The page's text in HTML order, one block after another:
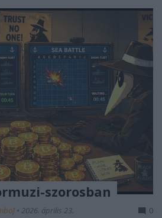
szorosban
• 2026. április 23. 0